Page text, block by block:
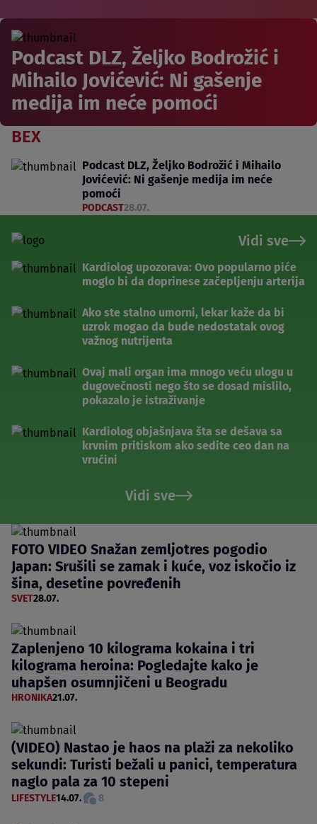
Podcast DLZ, Željko Bodrožić i
Mihailo Jovićević: Ni gašenje
medija im neće pomoći
BEX
Podcast DLZ, Željko Bodrožić i Mihailo
Jovićević: Ni gašenje medija im neće
pomoći
PODCAST28.07.
Vidi sve
Kardiolog upozorava: Ovo popularno piće
moglo bi da doprinese začepljenju arterija
Ako ste stalno umorni, lekar kaže da bi
uzrok mogao da bude nedostatak ovog
važnog nutrijenta
Ovaj mali organ ima mnogo veću ulogu u
dugovečnosti nego što se dosad mislilo,
pokazalo je istraživanje
Kardiolog objašnjava šta se dešava sa
krvnim pritiskom ako sedite ceo dan na
vrućini
Vidi sve
FOTO VIDEO Snažan zemljotres pogodio
Japan: Srušili se zamak i kuće, voz iskočio iz
šina, desetine povređenih
SVET28.07.
Zaplenjeno 10 kilograma kokaina i tri
kilograma heroina: Pogledajte kako je
uhapšen osumnjičeni u Beogradu
HRONIKA21.07.
(VIDEO) Nastao je haos na plaži za nekoliko
sekundi: Turisti bežali u panici, temperatura
naglo pala za 10 stepeni
LIFESTYLE14.07. 8